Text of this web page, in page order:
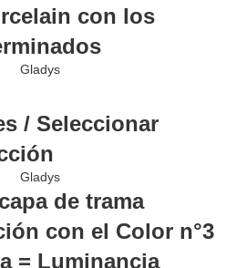
con los
/ Seleccionar
de trama
con el Color n°3
= Luminancia